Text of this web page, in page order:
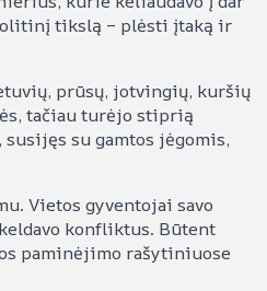
tikslą – plėsti įtaką ir
prūsų, jotvingių, kuršių
tačiau turėjo stiprią
su gamtos jėgomis,
Vietos gyventojai savo
konfliktus. Būtent
paminėjimo rašytiniuose